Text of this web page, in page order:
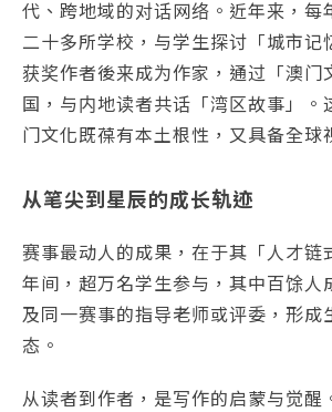
代、跨地域的对话网络。近年来，每
二十多所学校，与学生探讨「城市记
获奖作者後来成为作家，通过「澳门
国，与内地读者共话「湾区故事」。
门文化既葆有本土根性，又具备全球
从笔尖到星辰的成长轨迹
赛事最动人的成果，在于其「人才
年间，超万名学生参与，其中百馀人
及同一赛事的指导老师或评委，形成
态。
从读者到作者，是写作的启蒙与觉醒